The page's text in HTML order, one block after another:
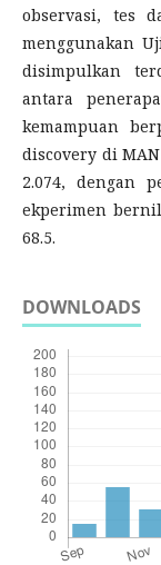
observasi, tes
menggunakan
disimpulkan
antara
kemampuan
discovery di
2.074, dengan
ekperimen
68.5.
DOWNLOADS